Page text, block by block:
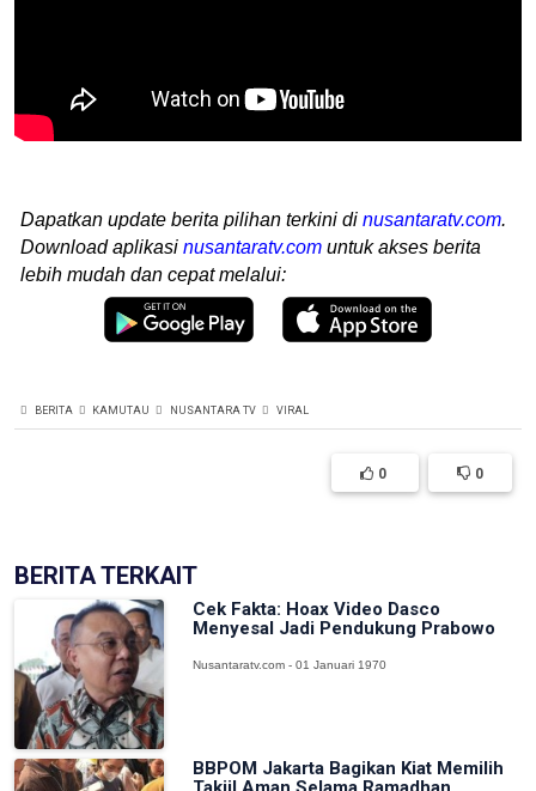
Dapatkan update berita pilihan terkini di nusantaratv.com.
Download aplikasi nusantaratv.com untuk akses berita
lebih mudah dan cepat melalui:
BERITA KAMUTAU NUSANTARA TV VIRAL
0 0
BERITA TERKAIT
Cek Fakta: Hoax Video Dasco
Menyesal Jadi Pendukung Prabowo
Nusantaratv.com - 01 Januari 1970
BBPOM Jakarta Bagikan Kiat Memilih